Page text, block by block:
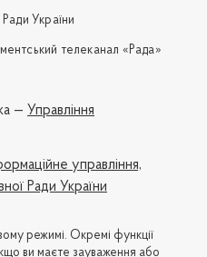
України
телеканал «Рада»
— Управління
управління,
Ради України
режимі. Окремі функції
ви маєте зауваження або